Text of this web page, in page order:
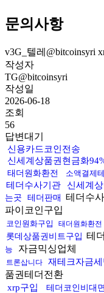
문의사항
v3G_텔레@bitcoinsyri
작성자
TG@bitcoinsyri
작성일
2026-06-18
조회
56
답변대기
신용카드코인전송
신세계상품권현금화
태더원화환전 소액결제
테더수사기관 신세계
는곳
테더판매 테더수
파이코인구입
코인원화구입 태더원화환전
롯데상품권비트구입 테
능
자금믹싱업체
트론삽니다 재테크자금세
품권테더전환
xrp구입 테더코인비대